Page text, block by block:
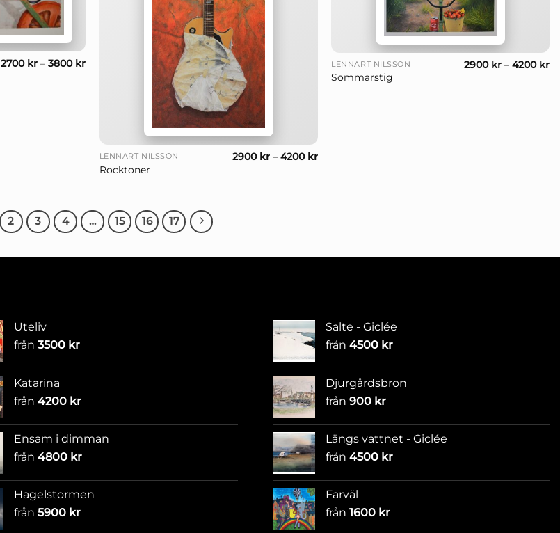
2700 kr –3800 kr
LENNART NILSSON
Rocktoner
2900 kr– 4200 kr
LENNART NILSSON
Sommarstig
2900 kr –4200 kr
2 3 4 … 15 16 17
Uteliv
från 3500 kr
Katarina
från 4200 kr
Ensam i dimman
från 4800 kr
Hagelstormen
från 5900 kr
Salte - Giclée
från 4500 kr
Djurgårdsbron
från 900 kr
Längs vattnet - Giclée
från 4500 kr
Farväl
från 1600 kr